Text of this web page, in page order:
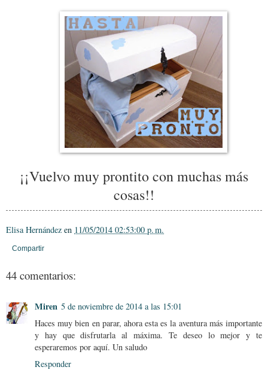
¡¡Vuelvo muy prontito con muchas más
cosas!!
Elisa Hernández en 11/05/2014 02:53:00 p. m.
Compartir
44 comentarios:
Miren 5 de noviembre de 2014 a las 15:01
Haces muy bien en parar, ahora esta es la aventura más importante
y hay que disfrutarla al máxima. Te deseo lo mejor y te
esperaremos por aquí. Un saludo
Responder